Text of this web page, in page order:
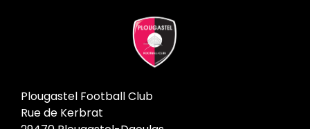
Plougastel Football Club
Rue de Kerbrat